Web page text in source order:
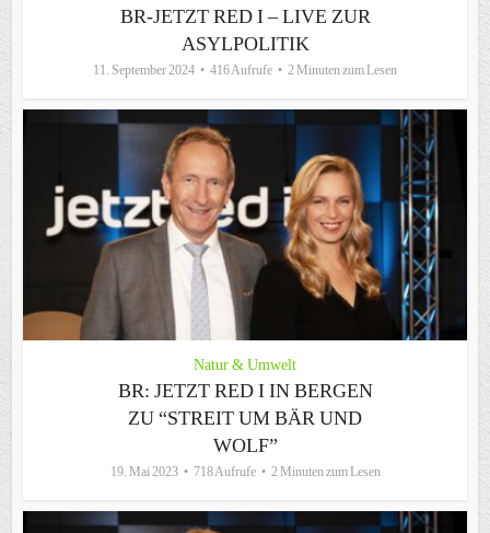
BR-JETZT RED I – LIVE ZUR
ASYLPOLITIK
11. September 2024 416 Aufrufe 2 Minuten zum Lesen
Natur & Umwelt
BR: JETZT RED I IN BERGEN
ZU “STREIT UM BÄR UND
WOLF”
19. Mai 2023 718 Aufrufe 2 Minuten zum Lesen